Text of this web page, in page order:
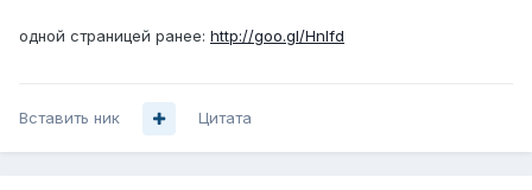
одной страницей ранее: http://goo.gl/Hnlfd
Вставить ник Цитата